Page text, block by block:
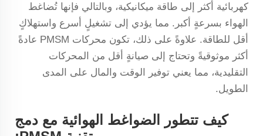
كهربائية أكثر إلى طاقة ميكانيكية، وبالتالي فإنها تُضاغط
الهواء بسرعةٍ أكبر. مما يؤدي إلى تشغيلٍ أسرع واستهلاكٍ
أقل للطاقة. علاوةً على ذلك، تكون محركات PMSM عادةً
أكثر موثوقيةً وتحتاج إلى صيانةٍ أقل من المحركات
التقليدية، مما يعني توفير الوقت والمال على المدى
الطويل.
كيف تتطور الضواغط الهوائية مع دمج